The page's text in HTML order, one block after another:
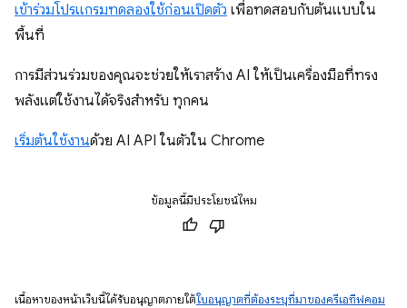
เข้าร่วมโปรแกรมทดลองใช้ก่อนเปิดตัว เพื่อทดสอบกับต้นแบบใน
พื้นที่
การมีส่วนร่วมของคุณจะช่วยให้เราสร้าง AI ให้เป็นเครื่องมือที่ทรง
พลังแต่ใช้งานได้จริงสำหรับ ทุกคน
เริ่มต้นใช้งานด้วย AI API ในตัวใน Chrome
ข้อมูลนี้มีประโยชน์ไหม
เนื้อหาของหน้าเว็บนี้ได้รับอนุญาตภายใต้ใบอนุญาตที่ต้องระบุที่มาของครีเอทีฟคอม